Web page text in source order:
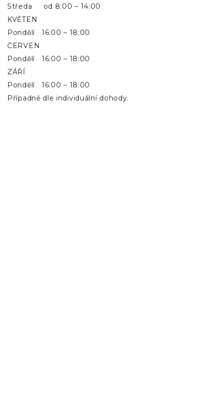
Středa od 8:00 – 14:00
KVĚTEN
Pondělí 16:00 – 18:00
ČERVEN
Pondělí 16:00 – 18:00
ZÁŘÍ
Pondělí 16:00 – 18:00
Případně dle individuální dohody.